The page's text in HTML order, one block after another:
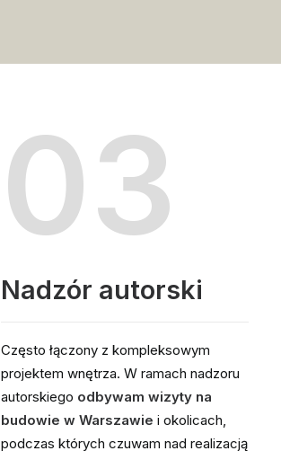
03
Nadzór autorski
Często łączony z kompleksowym
projektem wnętrza. W ramach nadzoru
autorskiego odbywam wizyty na
budowie w Warszawie i okolicach,
podczas których czuwam nad realizacją